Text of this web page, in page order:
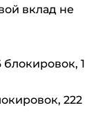
вклад не
1
222